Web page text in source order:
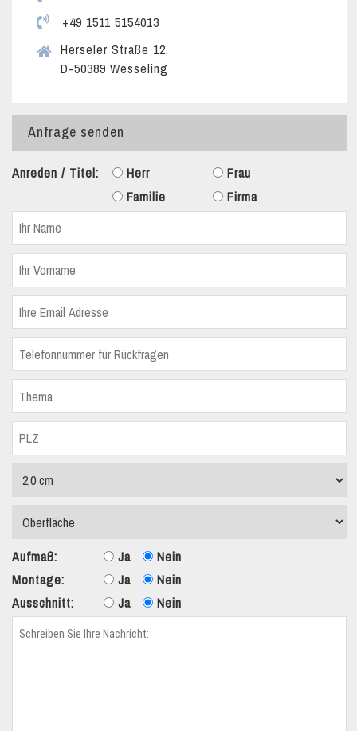
+49 1511 5154013
Herseler Straße 12,
D-50389 Wesseling
Anfrage senden
Anreden / Titel: Herr
Frau
Familie
Firma
Aufmaß: Ja
Nein
Montage:
Ja
Nein
Ausschnitt:
Ja Nein